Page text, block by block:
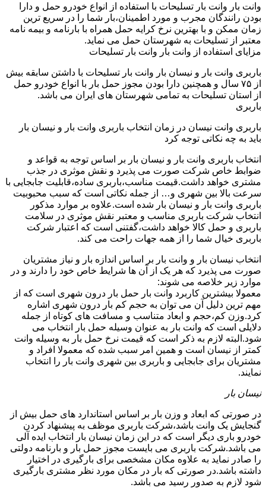
وانت بار وانت بار تسلیحات با استفاده از انواع خودرو حمل و دارا
بودن رانندگان مجرب و مورد اطمینان،بار شما را در سریع ترین
زمان ممکن و با بهترین نرخ کرایه حمل همراه با بارنامه و بیمه نامه
معتبر از تسلیحات به شهرستان حمل می نماید.
مزایای استفاده از وانت بار وانت بار تسلیحات
باربری وانت بار و نیسان بار وانت بار تسلیحات با داشتن سابقه بیش
از ۷۵ سال و همچنین دارا بودن مجوز حمل بار با انواع خودرو حمل
از استان تسلیحات به تمامی شهرستان های ایران می باشد.
باربری
باربری وانت نیسان در زمان انتخاب باربری وانت بار و نیسان بار
باید به چه نکاتی توجه کرد
انتخاب باربری وانت بار و نیسان بار بر اساس توجه به قواعد و
ضوابط خاص شرکت صورت می پذیرد و نقش موثری در جذب
مشتری خواهد داشت.قیمت مناسب،باربری ساده،قابلیت جابجایی با
سرعت بالا بین شهری و… از جمله نکاتی است که سبب محبوبیت
باربری وانت بار و نیسان بار شده است.علاوه بر موارد مذکور
انتخاب شرکت باربری مناسب و معتبر نقش موثری در سلامت
باربری و حمل کالا خواهد داشت،گفتنی است که اعتبار شرکت
باربری خیال شما را از همه جهات راحت می کند.
انتخاب نیسان بار و وانت بار بر اساس اندازه بار و نیاز مشتریان
صورت می پذیرد که هر یک از آن ها شرایط خاص خود را دارند و در
موارد زیر خلاصه می شوند:
معمولا بیشترین کاربرد وانت بار حمل بار درون شهری است که از
مهم ترین دلیل آن می توان به حجم کم بار درون شهری اشاره
کرد.وزن کم،حجم و ابعاد متناسب و مسافت های کوتاه از جمله
دلایلی است که وانت بار به عنوان وسیله حمل بار انتخاب می
شود.البته لازم به ذکر است که قیمت نرخ حمل بار به وسیله وانت
کمتر از نیسان است و همین امر سبب شده که معمولا افراد و
مشتریان برای جابجایی و باربری بین شهری وانت بار را انتخاب
نمایند.
نیسان بار
در صورتی که ابعاد و وزن بار بر اساس استاندارد های حمل بیش از
گنجایش یک وانت باشد،شرکت باربری موظف به پیشنهاد کردن
خودرو باری دیگر است که در این زمان نیسان بار انتخاب ایده آلی
می باشد.شرکت باربری می بایست مجوز حمل بار و بارنامه دولتی
را صادر نماید به علاوه مکان مشخصی برای بارگیری در اختیار
داشته باشد.در صورتی که بار در مکان مورد نظر مشتری بارگیری
شود لازم به صدور رسید می باشد.